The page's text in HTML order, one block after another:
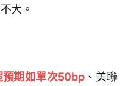
大。
預期如單次50bp、美聯